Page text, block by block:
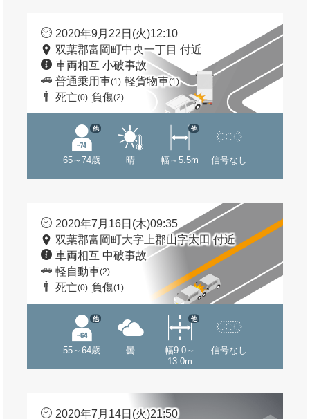
2020年9月22日(火)12:10
双葉郡富岡町中央一丁目 付近
車両相互 小破事故
普通乗用車(1) 軽貨物車(1)
死亡(0) 負傷(2)
65～74歳
他
晴 幅～5.5m
他
信号なし
2020年7月16日(木)09:35
双葉郡富岡町大字上郡山字太田 付近
車両相互 中破事故
軽自動車(2)
死亡(0) 負傷(1)
55～64歳
他
曇
幅9.0～
13.0m
他
信号なし
2020年7月14日(火)21:50